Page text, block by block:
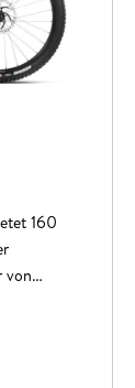
160
von